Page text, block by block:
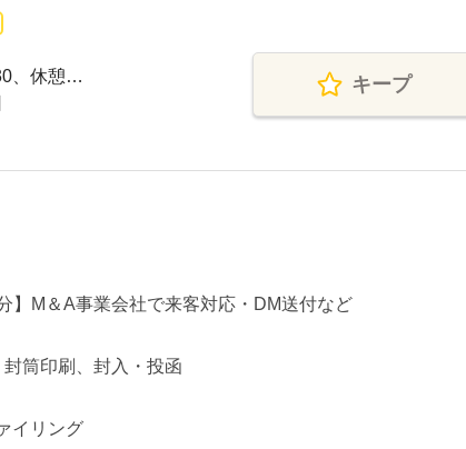
、休憩…
キープ
M＆A事業会社で来客対応・DM送付など
筒印刷、封入・投函
イリング